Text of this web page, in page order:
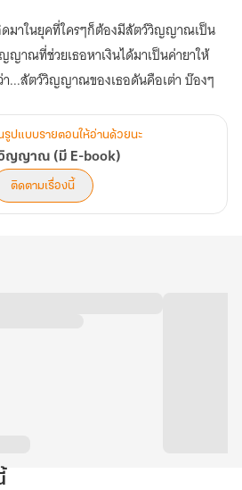
ดมาในยุคที่ใครๆก็ต้องมีสัตว์วิญญาณเป็น
าณที่ช่วยเธอหาเงินได้มาเป็นค่ายาให้
า...สัตว์วิญญาณของเธอดันคือเต่า บ๊องๆ
รูปแบบรายตอนให้อ่านด้วยนะ
ญญาณ (มี E-book)
ติดตามเรื่องนี้